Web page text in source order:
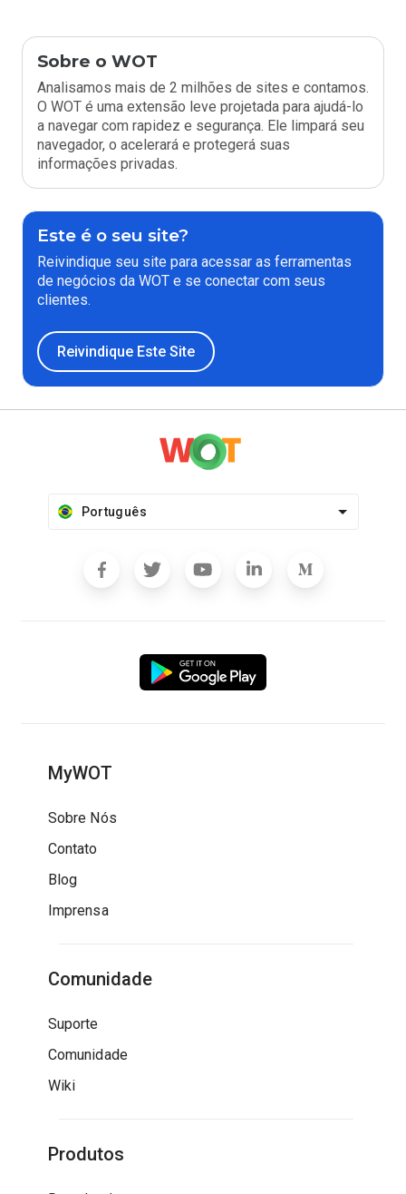
Sobre o WOT
Analisamos mais de 2 milhões de sites e contamos.
O WOT é uma extensão leve projetada para ajudá-lo
a navegar com rapidez e segurança. Ele limpará seu
navegador, o acelerará e protegerá suas
informações privadas.
Este é o seu site?
Reivindique seu site para acessar as ferramentas
de negócios da WOT e se conectar com seus
clientes.
Reivindique Este Site
Português
MyWOT
Sobre Nós
Contato
Blog
Imprensa
Comunidade
Suporte
Comunidade
Wiki
Produtos